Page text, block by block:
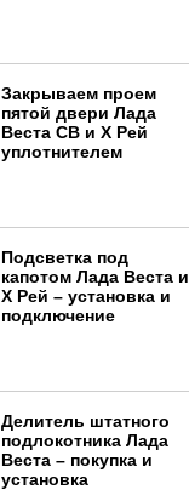
Закрываем проем
пятой двери Лада
Веста СВ и Х Рей
уплотнителем
Подсветка под
капотом Лада Веста и
Х Рей – установка и
подключение
Делитель штатного
подлокотника Лада
Веста – покупка и
установка